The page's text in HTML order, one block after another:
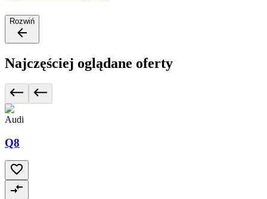
Rozwiń
Najczęściej oglądane oferty
Audi
Q8